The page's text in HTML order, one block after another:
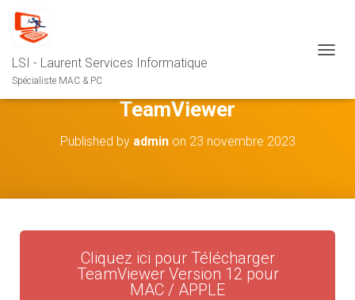
LSI - Laurent Services Informatique
Spécialiste MAC & PC
R
TeamViewer
Published by adminon 23 novembre 2023
Cliquez ici pour Télécharger
TeamViewer Version 12 pour
MAC / APPLE